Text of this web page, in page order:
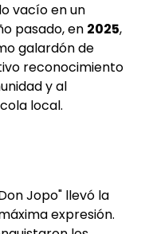
vacío en un
pasado, en 2025,
galardón de
reconocimiento
y al
local.
Jopo" llevó la
expresión.